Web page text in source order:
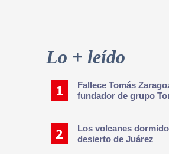
Sidebar
Lo + leído
Fallece Tomás
fundador de grupo
Los volcanes
desierto de Juárez